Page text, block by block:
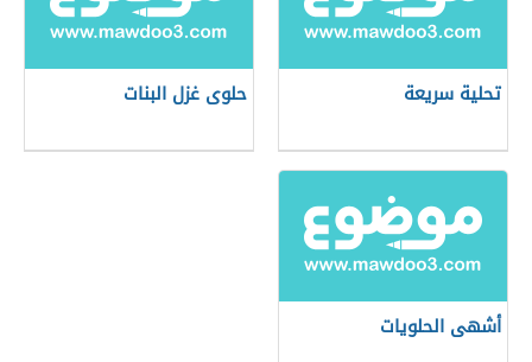
تحلية سريعة حلوى غزل البنات
أشهى الحلويات